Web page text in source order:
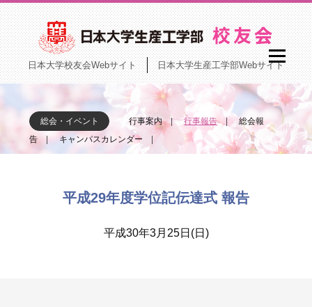
日本大学校友会Webサイト 日本大学生産工学部Webサイト
総会・イベント 行事案内 行事報告
総会報
告
キャンパスカレンダー
平成29年度学位記伝達式 報告
平成30年3月25日(日)